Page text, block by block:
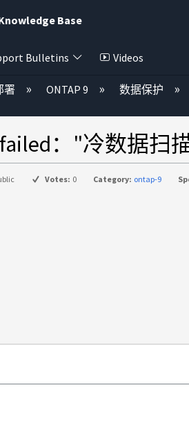
Base
Bulletins Videos
次
署 ONTAP 9 数据保护
："冷数据
Votes: 0 Category: ontap-9